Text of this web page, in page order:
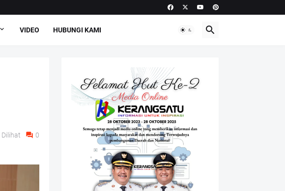
VIDEO HUBUNGI KAMI
Dilihat 0